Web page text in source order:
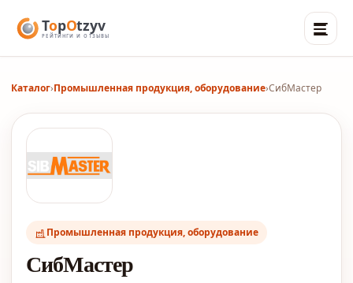
Каталог›Промышленная продукция, оборудование›СибМастер
Промышленная продукция, оборудование
СибМастер